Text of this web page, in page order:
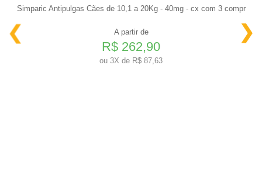
Simparic Antipulgas Cães de 10,1 a 20Kg - 40mg - cx com 3 compr
A partir de
R$ 262,90
ou 3X de R$ 87,63